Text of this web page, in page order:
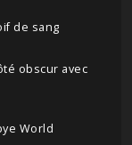
de sang
obscur avec
World